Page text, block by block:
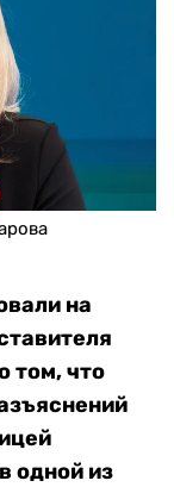
на
том, что
одной из